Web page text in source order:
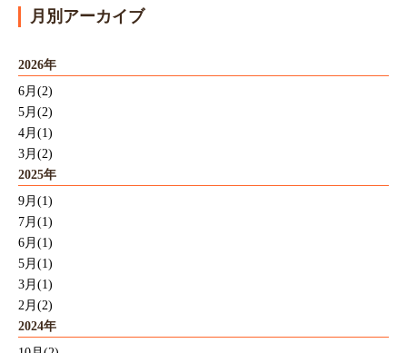
月別アーカイブ
2026年
6月(2)
5月(2)
4月(1)
3月(2)
2025年
9月(1)
7月(1)
6月(1)
5月(1)
3月(1)
2月(2)
2024年